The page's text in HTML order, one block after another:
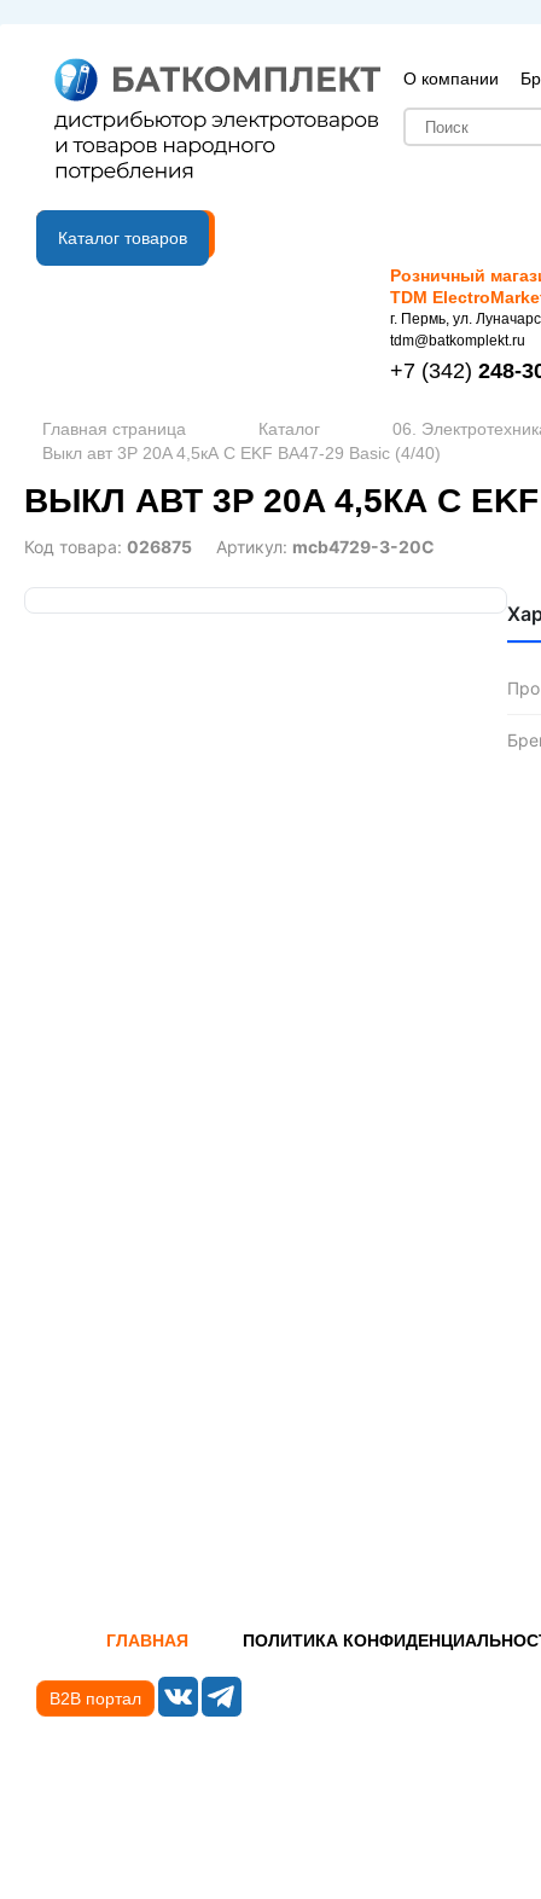
О компании
B2B портал
Каталог товаров
Розничный
TDM
г. Пермь, ул.
tdm@batkomplekt.ru
+7 (342) 248-
Главная страница Каталог
06.
Выкл авт 3P 20A 4,5кА C EKF ВА47-29 Basic (4/40)
ВЫКЛ АВТ 3P 20A 4,5КА C
Код товара: 026875 Артикул: mcb4729-3-20C
ГЛАВНАЯ ПОЛИТИКА
B2B портал